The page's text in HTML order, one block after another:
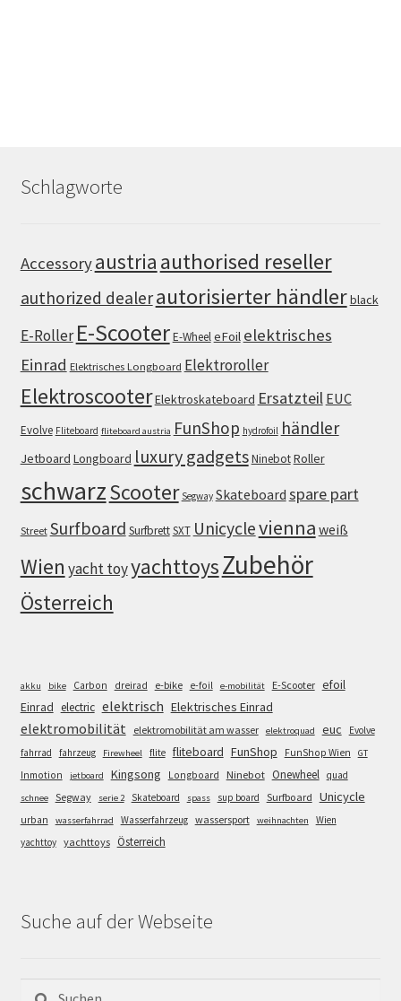
Schlagworte
Accessoryaustria authorised reseller
authorized dealerautorisierter händlerblack
E-Roller E-ScooterE-WheeleFoil elektrisches
Einrad Elektrisches Longboard Elektroroller
ElektroscooterElektroskateboard Ersatzteil EUC
Evolve Fliteboard fliteboard austria FunShop hydrofoil händler
Jetboard Longboard luxury gadgetsNinebotRoller
schwarzScooter Segway Skateboard spare part
Street Surfboard SurfbrettSXT Unicyclevienna weiß
Wien yacht toyyachttoysZubehör
Österreich
akku bike Carbon dreirad e-bike e-foil e-mobilität E-Scooter efoil
Einrad electric elektrisch Elektrisches Einrad
elektromobilität elektromobilität am wasser elektroquad euc
Evolve
fahrrad
fahrzeug Firewheel flite fliteboard FunShop FunShop Wien GT
Inmotion jetboard Kingsong Longboard Ninebot Onewheel quad
schnee Segway serie 2 Skateboard spass sup board Surfboard Unicycle
urban wasserfahrrad Wasserfahrzeug wassersport weihnachten
Wien
yachttoy yachttoys Österreich
Suche auf der Webseite
Suchen